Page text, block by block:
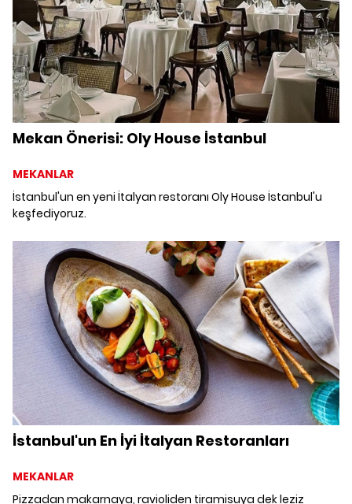
Mekan Önerisi: Oly House İstanbul
MEKANLAR
İstanbul'un en yeni İtalyan restoranı Oly House İstanbul'u
keşfediyoruz.
İstanbul'un En İyi İtalyan Restoranları
MEKANLAR
Pizzadan makarnaya, ravioliden tiramisuya dek leziz